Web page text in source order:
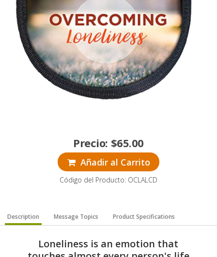
Precio: $65.00
Añadir al Carrito
Código del Producto: OCLALCD
Description Message Topics Product Specifications
Loneliness is an emotion that